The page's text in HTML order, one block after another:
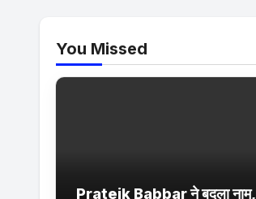
You Missed
Prateik Babbar ने बदला नाम,